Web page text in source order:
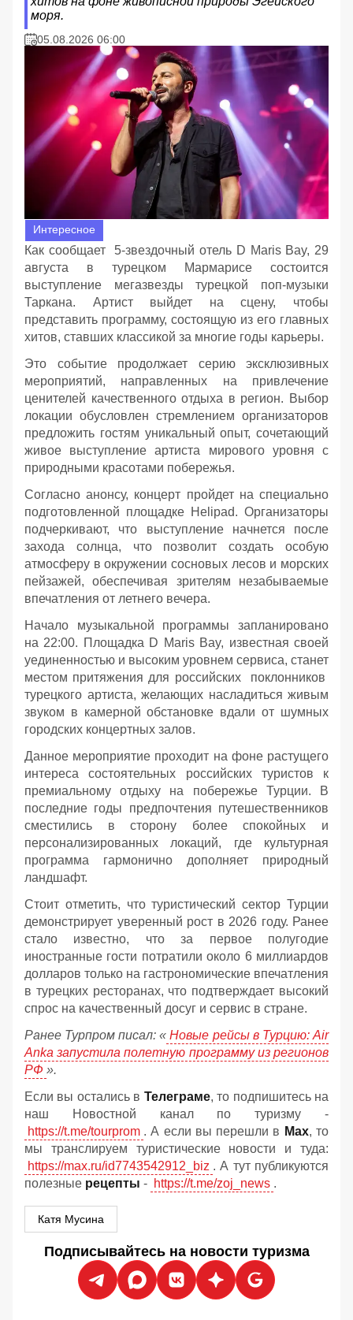
моря.
05.08.2026 06:00
Интересное
Как сообщает 5-звездочный отель D Maris Bay, 29
августа в турецком Мармарисе состоится
выступление мегазвезды турецкой поп-музыки
Таркана. Артист выйдет на сцену, чтобы
представить программу, состоящую из его главных
хитов, ставших классикой за многие годы карьеры.
Это событие продолжает серию эксклюзивных
мероприятий, направленных на привлечение
ценителей качественного отдыха в регион. Выбор
локации обусловлен стремлением организаторов
предложить гостям уникальный опыт, сочетающий
живое выступление артиста мирового уровня с
природными красотами побережья.
Согласно анонсу, концерт пройдет на специально
подготовленной площадке Helipad. Организаторы
подчеркивают, что выступление начнется после
захода солнца, что позволит создать особую
атмосферу в окружении сосновых лесов и морских
пейзажей, обеспечивая зрителям незабываемые
впечатления от летнего вечера.
Начало музыкальной программы запланировано
на 22:00. Площадка D Maris Bay, известная своей
уединенностью и высоким уровнем сервиса, станет
местом притяжения для российских поклонников
турецкого артиста, желающих насладиться живым
звуком в камерной обстановке вдали от шумных
городских концертных залов.
Данное мероприятие проходит на фоне растущего
интереса состоятельных российских туристов к
премиальному отдыху на побережье Турции. В
последние годы предпочтения путешественников
сместились в сторону более спокойных и
персонализированных локаций, где культурная
программа гармонично дополняет природный
ландшафт.
Стоит отметить, что туристический сектор Турции
демонстрирует уверенный рост в 2026 году. Ранее
стало известно, что за первое полугодие
иностранные гости потратили около 6 миллиардов
долларов только на гастрономические впечатления
в турецких ресторанах, что подтверждает высокий
спрос на качественный досуг и сервис в стране.
Ранее Турпром писал: « Новые рейсы в Турцию: Air
Anka запустила полетную программу из регионов
РФ ».
Если вы остались в Телеграме, то подпишитесь на
наш Новостной канал по туризму -
https://t.me/tourprom . А если вы перешли в Мах, то
мы транслируем туристические новости и туда:
https://max.ru/id7743542912_biz . А тут публикуются
полезные рецепты - https://t.me/zoj_news .
Катя Мусина
Подписывайтесь на новости туризма